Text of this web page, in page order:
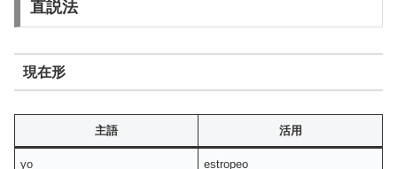
直説法
現在形
主語 活用
yo estropeo